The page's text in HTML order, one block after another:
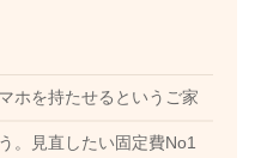
ホを持たせるというご家
。見直したい固定費No1